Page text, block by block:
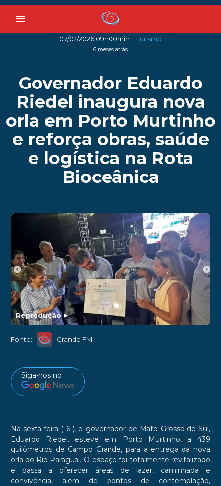
menu
07/02/2026 09h00min -Turismo
6 meses atrás
Governador Eduardo
Riedel inaugura nova
orla em Porto Murtinho
e reforça obras, saúde
e logística na Rota
Bioceânica
Reprodução►
Fonte: Grande FM
Siga-nos no
Na sexta-feira ( 6 ), o governador de Mato Grosso do Sul,
Eduardo Riedel, esteve em Porto Murtinho, a 439
quilômetros de Campo Grande, para a entrega da nova
orla do Rio Paraguai. O espaço foi totalmente revitalizado
e passa a oferecer áreas de lazer, caminhada e
convivência, além de pontos de contemplação,